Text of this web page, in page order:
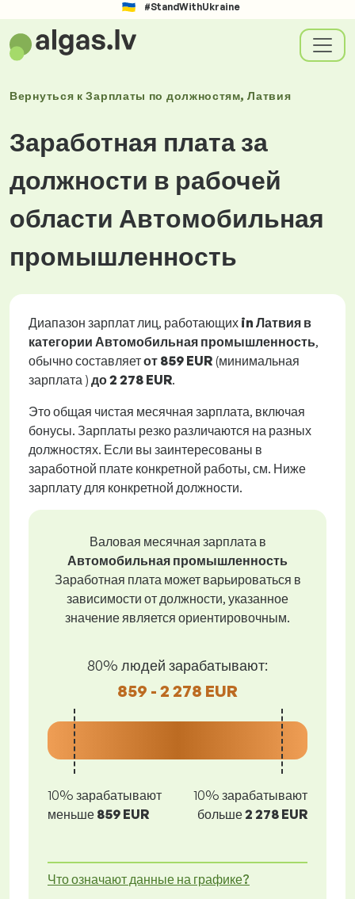
#StandWithUkraine
Вернуться кЗарплаты по должностям, Латвия
Заработная плата за
должности в рабочей
области Автомобильная
промышленность
Диапазон зарплат лиц, работающих in Латвия в
категории Автомобильная промышленность,
обычно составляетот 859 EUR (минимальная
зарплата ) до2 278 EUR.
Это общая чистая месячная зарплата, включая
бонусы. Зарплаты резко различаются на разных
должностях. Если вы заинтересованы в
заработной плате конкретной работы, см. Ниже
зарплату для конкретной должности.
Валовая месячная зарплата в
Автомобильная промышленность
Заработная плата может варьироваться в
зависимости от должности, указанное
значение является ориентировочным.
80% людей зарабатывают:
859 - 2 278 EUR
10% зарабатывают
меньше 859 EUR
10% зарабатывают
больше2 278 EUR
Что означают данные на графике?